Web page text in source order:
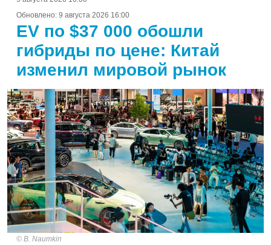
Обновлено: 9 августа 2026 16:00
EV по $37 000 обошли
гибриды по цене: Китай
изменил мировой рынок
B. Naumkin